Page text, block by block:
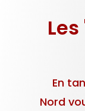
En
Nord